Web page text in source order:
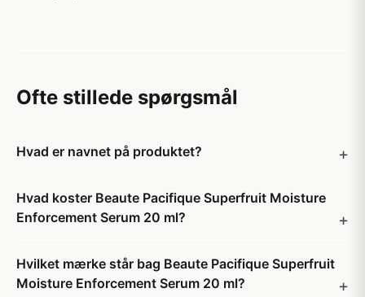
Ofte stillede spørgsmål
Hvad er navnet på produktet?
Hvad koster Beaute Pacifique Superfruit Moisture
Enforcement Serum 20 ml?
Hvilket mærke står bag Beaute Pacifique Superfruit
Moisture Enforcement Serum 20 ml?